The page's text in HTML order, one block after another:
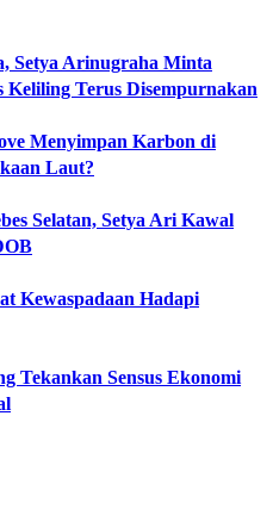
Setya Arinugraha Minta
Keliling Terus Disempurnakan
Menyimpan Karbon di
Laut?
Selatan, Setya Ari Kawal
Kewaspadaan Hadapi
Tekankan Sensus Ekonomi